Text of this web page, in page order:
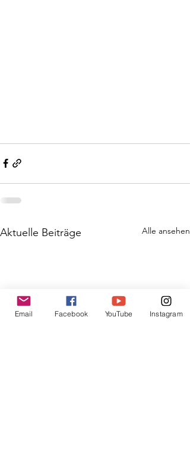
Aktuelle Beiträge Alle ansehen
Email Facebook YouTube Instagram